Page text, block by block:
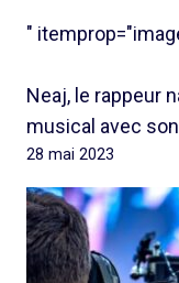
"
Neaj, le rappeur
musical avec
28 mai 2023